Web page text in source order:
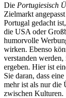
Die Portugiesisch
Zielmarkt
Portugal gedacht
die USA oder
humorvolle
wirken. Ebenso
verstanden
ergeben. Hier ist
Sie daran, dass eine
mehr ist als nur die
zwischen Kulturen.